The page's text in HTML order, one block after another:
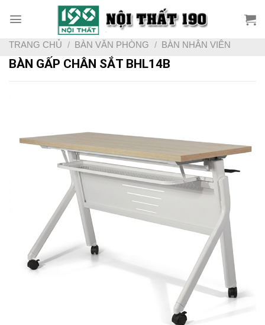
TRANG CHỦ / BÀN VĂN PHÒNG / BÀN NHÂN VIÊN
BÀN GẤP CHÂN SẮT BHL14B